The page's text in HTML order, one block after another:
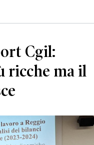
Cgil:
ricche ma il